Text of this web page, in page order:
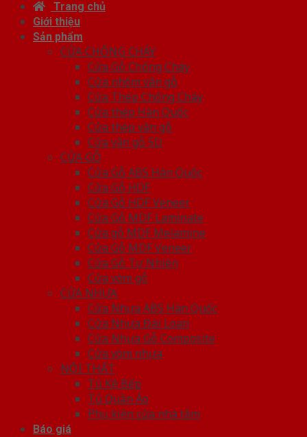
Trang chủ
Giới thiệu
Sản phẩm
CỬA CHỐNG CHÁY
Cửa Gỗ Chống Cháy
Cửa nhôm vân gỗ
Cửa Thép Chống Cháy
Cửa thép Hàn Quốc
Cửa thép vân gỗ
Cửa vân gỗ 5D
CỬA GỖ
Cửa Gỗ ABS Hàn Quốc
Cửa Gỗ HDF
Cửa Gỗ HDF Veneer
Cửa Gỗ MDF Laminate
Cửa gỗ MDF Melamine
Cửa Gỗ MDF Veneer
Cửa Gỗ Tự Nhiên
Cửa vòm gỗ
CỬA NHỰA
Cửa Nhựa ABS Hàn Quốc
Cửa Nhựa Đài Loan
Cửa Nhựa Gỗ Composite
Cửa vòm nhựa
NỘI THẤT
Tủ Kệ Bếp
Tủ Quần Áo
Phụ kiện cửa nhà tắm
Báo giá